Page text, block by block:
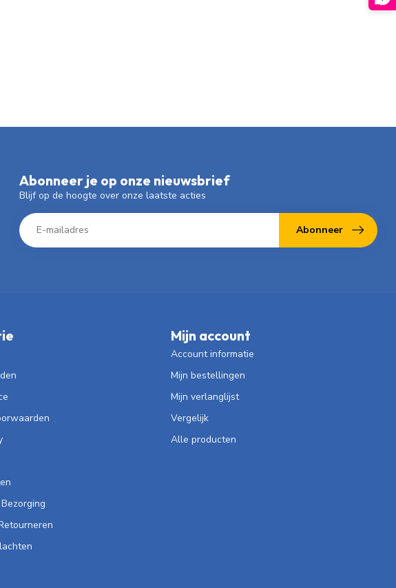
Abonneer je op onze nieuwsbrief
Blijf op de hoogte over onze laatste acties
Abonneer
Mijn account
Account informatie
Mijn bestellingen
Mijn verlanglijst
Vergelijk
Alle producten